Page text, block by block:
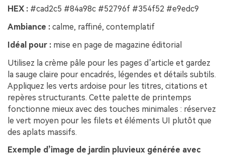
HEX : #cad2c5 #84a98c #52796f #354f52 #e9edc9
Ambiance : calme, raffiné, contemplatif
Idéal pour : mise en page de magazine éditorial
Utilisez la crème pâle pour les pages d’article et gardez
la sauge claire pour encadrés, légendes et détails subtils.
Appliquez les verts ardoise pour les titres, citations et
repères structurants. Cette palette de printemps
fonctionne mieux avec des touches minimales : réservez
le vert moyen pour les filets et éléments UI plutôt que
des aplats massifs.
Exemple d’image de jardin pluvieux générée avec